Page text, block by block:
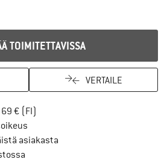
TOIMITETTAVISSA
VERTAILE
€ (FI)
asiakasta